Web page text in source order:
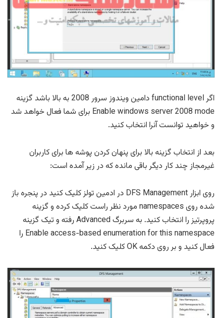
اگر functional level دامین ویندوز سرور 2008 به بالا باشد گزینه
Enable windows server 2008 mode برای شما فعال خواهد شد
و خواهید توانست آنرا انتخاب کنید.
بعد از انتخاب گزینه بالا برای پنهان کردن پوشه ها برای کاربران
غیرمجاز چند کار دیگر باقی مانده که در زیر آمده است:
روی ابزار DFS Management در ادمین تولز کلیک کنید در پنجره باز
شده روی namespaces مورد نظر راست کلیک کرده و گزینه
پروپرتیز را انتخاب کنید. به سربرگ Advanced رفته و تیک گزینه
Enable access-based enumeration for this namespace را
فعال کنید و بر روی دکمه OK کلیک کنید.